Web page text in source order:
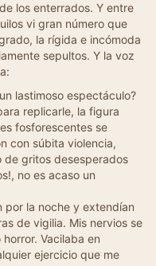
los enterrados. Y entre
vi gran número que
la rígida e incómoda
sepultos. Y la voz
lastimoso espectáculo?
replicarle, la figura
fosforescentes se
con súbita violencia,
de gritos desesperados
no es acaso un
por la noche y extendían
de vigilia. Mis nervios se
Vacilaba en
ejercicio que me